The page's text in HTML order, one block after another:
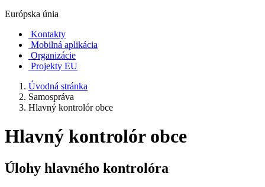
Európska únia
Kontakty
Mobilná aplikácia
Organizácie
Projekty EU
Úvodná stránka
Samospráva
Hlavný kontrolór obce
Hlavný kontrolór obce
Úlohy hlavného kontrolóra